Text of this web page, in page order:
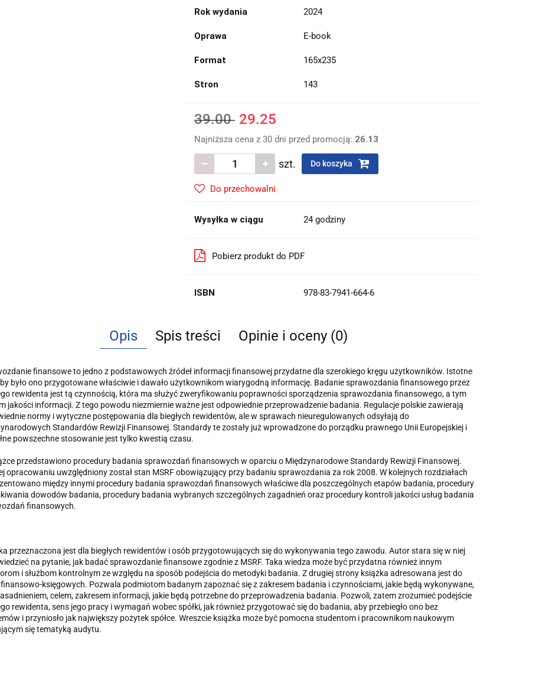
Rok wydania 2024
Oprawa E-book
Format 165x235
Stron 143
39.00 29.25
Najniższa cena z 30 dni przed promocją: 26.13
szt. Do koszyka
Do przechowalni
Wysyłka w ciągu 24 godziny
Pobierz produkt do PDF
ISBN 978-83-7941-664-6
Opis Spis treści Opinie i oceny (0)
finansowe to jedno z podstawowych źródeł informacji finansowej przydatne dla szerokiego kręgu użytkowników. Istotne
było ono przygotowane właści­wie i dawało użytkownikom wiarygodną informację. Badanie sprawozdania finansowego przez
rewidenta jest tą czynnością, która ma służyć zweryfikowaniu poprawno­ści sporządzenia sprawozdania finansowego, a tym
jakości informacji. Z tego powodu niezmiernie ważne jest odpowiednie przeprowadzenie badania. Regulacje polskie zawierają
normy i wytyczne postępowania dla biegłych rewidentów, ale w sprawach nieuregulowanych odsyłają do
Standardów Rewizji Finanso­wej. Standardy te zostały już wprowadzone do porządku prawnego Unii Europejskiej i
powszechne stosowanie jest tylko kwestią czasu.
przedstawiono procedury badania sprawozdań finansowych w oparciu o Międzynarodowe Standardy Rewizji Finansowej.
opracowaniu uwzględniony został stan MSRF obowiązujący przy badaniu sprawozdania za rok 2008. W kolejnych rozdziałach
między innymi procedury badania sprawozdań finansowych właści­we dla poszczególnych etapów badania, procedury
dowodów badania, procedury badania wybranych szczególnych zagadnień oraz procedury kontroli jakości usług badania
finansowych.
przeznaczona jest dla biegłych rewidentów i osób przygotowujących się do wykonywania tego zawodu. Autor stara się w niej
na pytanie, jak badać spra­wozdanie finansowe zgodnie z MSRF. Taka wiedza może być przydatna również innym
i służbom kontrolnym ze względu na sposób podejścia do metodyki badania. Z drugiej strony książka adresowana jest do
finansowo-księgowych. Pozwala podmiotom badanym zapoznać się z zakresem badania i czynnościami, jakie będą wykony­wane,
celem, zakresem informacji, jakie będą potrzebne do przeprowadzenia badania. Pozwoli, zatem zrozumieć podejście
rewidenta, sens jego pra­cy i wymagań wobec spółki, jak również przygotować się do badania, aby przebiegło ono bez
i przyniosło jak największy pożytek spółce. Wreszcie książka może być pomocna studentom i pracownikom naukowym
się tematyką audytu.